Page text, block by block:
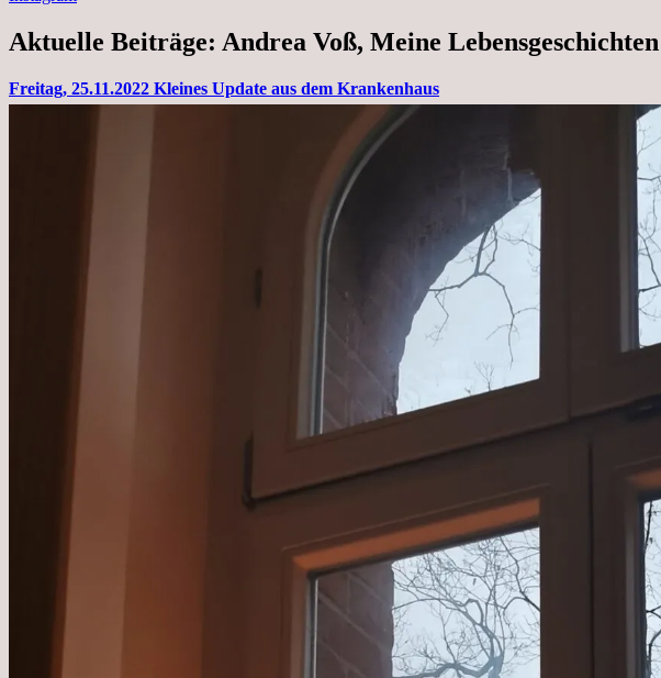
Aktuelle Beiträge: Andrea Voß, Meine Lebensgeschichten
Freitag, 25.11.2022 Kleines Update aus dem Krankenhaus